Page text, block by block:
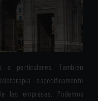
a particulares. También
específicamente
las empresas. Podemos